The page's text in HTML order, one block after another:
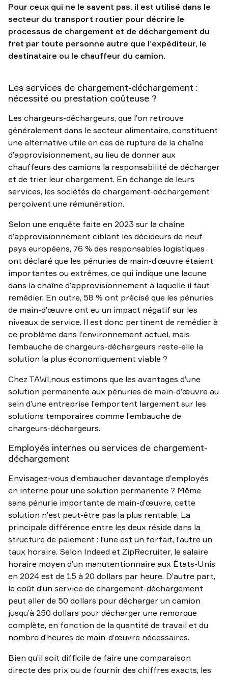
Pour ceux qui ne le savent pas, il est utilisé dans le
secteur du transport routier pour décrire le
processus de chargement et de déchargement du
fret par toute personne autre que l’expéditeur, le
destinataire ou le chauffeur du camion.
Les services de chargement-déchargement :
nécessité ou prestation coûteuse ?
Les chargeurs-déchargeurs, que l’on retrouve
généralement dans le secteur alimentaire, constituent
une alternative utile en cas de rupture de la chaîne
d’approvisionnement, au lieu de donner aux
chauffeurs des camions la responsabilité de décharger
et de trier leur chargement. En échange de leurs
services, les sociétés de chargement-déchargement
perçoivent une rémunération.
Selon une enquête faite en 2023 sur la chaîne
d’approvisionnement ciblant les décideurs de neuf
pays européens, 76 % des responsables logistiques
ont déclaré que les pénuries de main-d’œuvre étaient
importantes ou extrêmes, ce qui indique une lacune
dans la chaîne d’approvisionnement à laquelle il faut
remédier. En outre, 58 % ont précisé que les pénuries
de main-d’œuvre ont eu un impact négatif sur les
niveaux de service. Il est donc pertinent de remédier à
ce problème dans l’environnement actuel, mais
l’embauche de chargeurs-déchargeurs reste-elle la
solution la plus économiquement viable ?
Chez TAWI,nous estimons que les avantages d’une
solution permanente aux pénuries de main-d’œuvre au
sein d’une entreprise l’emportent largement sur les
solutions temporaires comme l’embauche de
chargeurs-déchargeurs.
Employés internes ou services de chargement-
déchargement
Envisagez-vous d’embaucher davantage d’employés
en interne pour une solution permanente ? Même
sans pénurie importante de main-d’œuvre, cette
solution n’est peut-être pas la plus rentable. La
principale différence entre les deux réside dans la
structure de paiement : l’une est un forfait, l’autre un
taux horaire. Selon Indeed et ZipRecruiter, le salaire
horaire moyen d’un manutentionnaire aux États-Unis
en 2024 est de 15 à 20 dollars par heure. D’autre part,
le coût d’un service de chargement-déchargement
peut aller de 50 dollars pour décharger un camion
jusqu’à 250 dollars pour décharger une remorque
complète, en fonction de la quantité de travail et du
nombre d’heures de main-d’œuvre nécessaires.
Bien qu’il soit difficile de faire une comparaison
directe des prix ou de fournir des chiffres exacts, les